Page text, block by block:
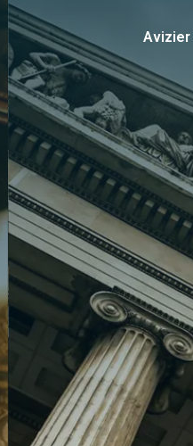
Erasmus & Internațional
Avizier